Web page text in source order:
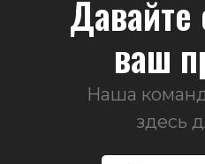
ваш
Наша
здесь